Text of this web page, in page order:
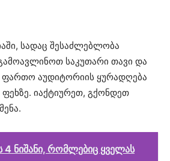
სადაც შესაძლებლობა
საკუთარი თავი და
ფართო აუდიტორიის ყურადღება
იაქტიურეთ, გქონდეთ
4 ნიშანი, რომლებიც ყველას